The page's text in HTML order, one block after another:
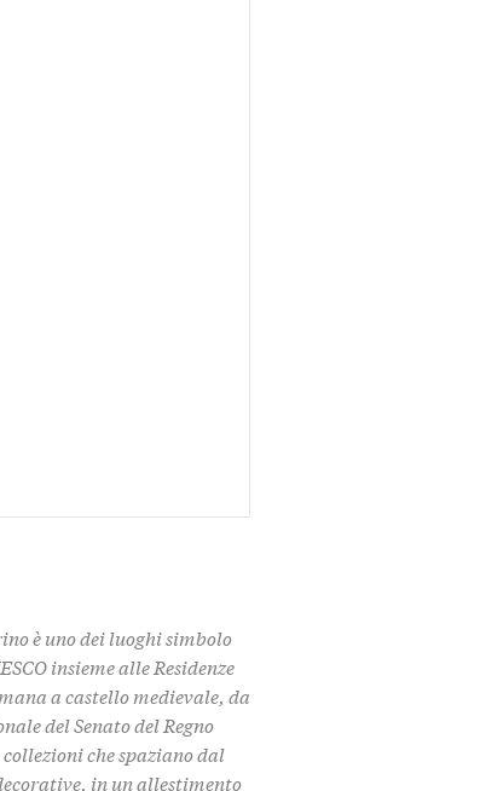
è uno dei luoghi simbolo
insieme alle Residenze
a castello medievale, da
del Senato del Regno
collezioni che spaziano dal
in un allestimento